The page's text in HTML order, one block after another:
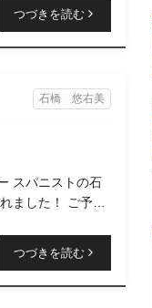
つづきを読む
石橋 悠右美
スパニストの石
ました！ ご予約
つづきを読む